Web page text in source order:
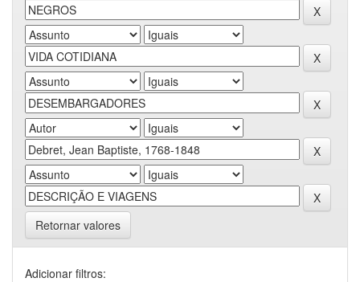
Retornar valores
Adicionar filtros: